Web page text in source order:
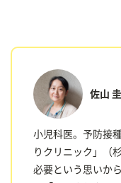
佐山
小児科医。予防接
りクリニック」（
必要という思いか